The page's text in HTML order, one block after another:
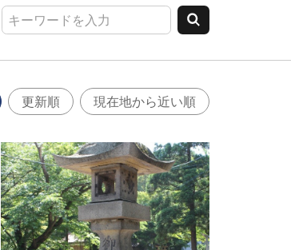
更新順 現在地から近い順
八幡神社御神燈（秋田県能代市） の
詳細はこちら